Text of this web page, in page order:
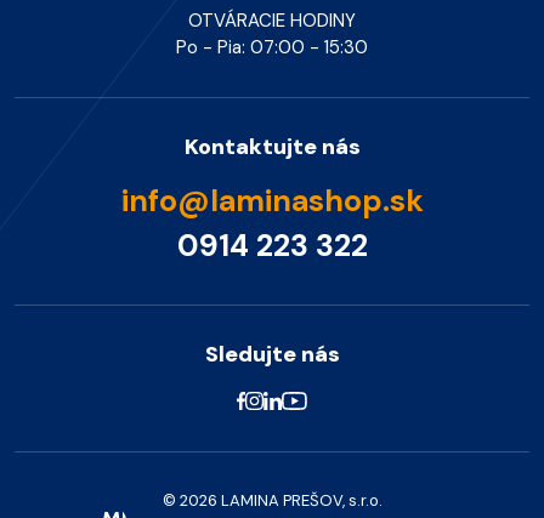
OTVÁRACIE HODINY
Po - Pia: 07:00 - 15:30
Kontaktujte nás
info@laminashop.sk
0914 223 322
Sledujte nás
© 2026 LAMINA PREŠOV, s.r.o.